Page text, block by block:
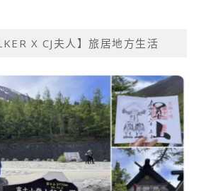
X CJ夫人】旅居地方生活